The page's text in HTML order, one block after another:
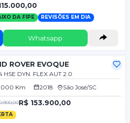
DA FIPE REVISÕES EM DIA
Whatsapp
ROVER EVOQUE
HSE DYN. FLEX AUT 2.0
Km
2018 São José/SC
R$ 153.900,00